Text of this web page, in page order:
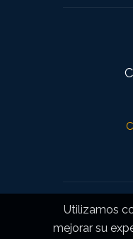
Utilizamos
mejorar su